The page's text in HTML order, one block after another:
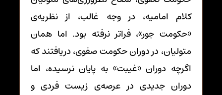
کلام امامیه، در وجه غالب، از نظریه‌ی
«حکومت جور»، فراتر نرفته بود. اما همان
متولیان، در دوران حکومت صفوی، دریافتند که
اگرچه دوران «غیبت» به پایان نرسیده، اما
دوران جدیدی در عرصه‌ی زیست فردی و